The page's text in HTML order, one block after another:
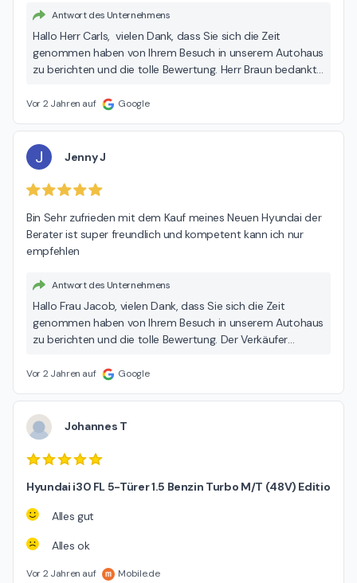
Antwort des Unternehmens
Hallo Herr Carls, vielen Dank, dass Sie sich die Zeit
genommen haben von Ihrem Besuch in unserem Autohaus
zu berichten und die tolle Bewertung. Herr Braun bedankt
Rückmeldung und wünschen Ihnen allzeit gute Fahrt. Viele
Vor 2 Jahren auf Google
J Jenny J
Bin Sehr zufrieden mit dem Kauf meines Neuen Hyundai der
Berater ist super freundlich und kompetent kann ich nur
empfehlen
Antwort des Unternehmens
Hallo Frau Jacob, vielen Dank, dass Sie sich die Zeit
genommen haben von Ihrem Besuch in unserem Autohaus
zu berichten und die tolle Bewertung. Der Verkäufer
über Ihre Rückmeldung und wünschen Ihnen allzeit gute
Vor 2 Jahren auf Google
Johannes T
Hyundai i30 FL 5-Türer 1.5 Benzin Turbo M/T (48V) Editio
Alles gut
Alles ok
Vor 2 Jahren auf Mobile.de